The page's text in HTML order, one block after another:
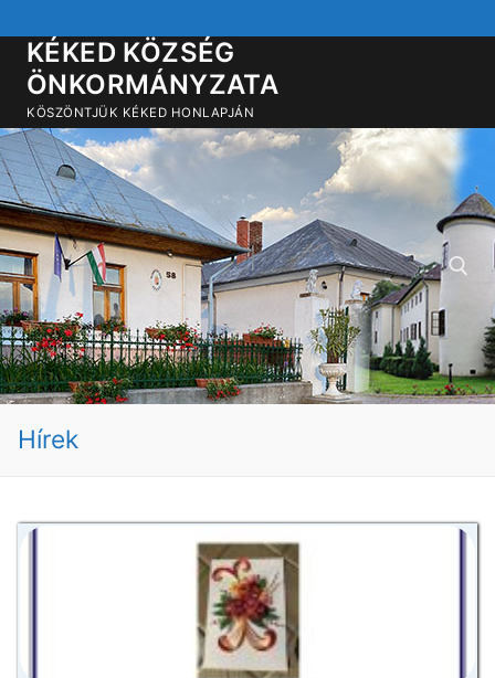
a
tartalomra
KÉKED KÖZSÉG
ÖNKORMÁNYZATA
KÖSZÖNTJÜK KÉKED HONLAPJÁN
Keresése:
Hírek